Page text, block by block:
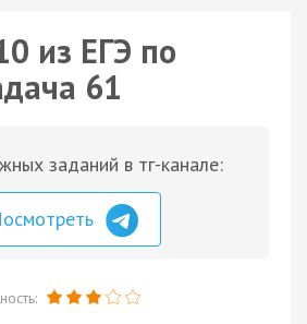
из ЕГЭ по
61
заданий в тг-канале: